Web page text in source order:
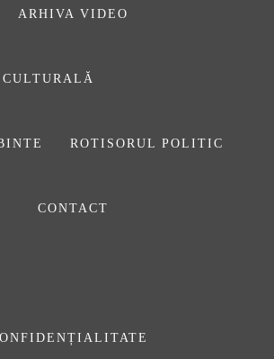
ARHIVA VIDEO
ROTISORUL POLITIC
CONTACT